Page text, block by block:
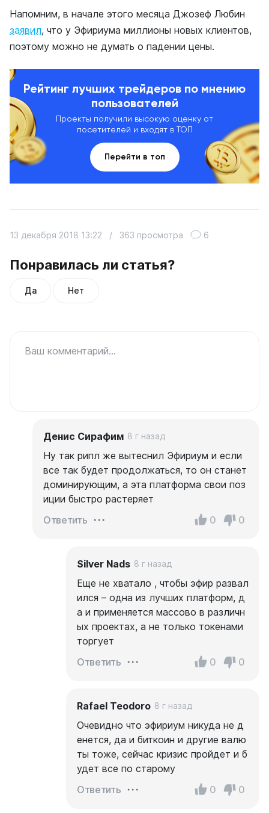
Напомним, в начале этого месяца Джозеф Любин
заявил, что у Эфириума миллионы новых клиентов,
поэтому можно не думать о падении цены.
Рейтинг лучших трейдеров по мнению
пользователей
Проекты получили высокую оценку от
посетителей и входят в ТОП
Перейти в топ
Понравилась ли статья?
Да Нет
13 декабря 2018 13:22 / 363 просмотра 6
Ваш комментарий...
Денис Сирафим 8 г назад
Ну так рипл же вытеснил Эфириум и если
все так будет продолжаться, то он станет
доминирующим, а эта платформа свои поз
иции быстро растеряет
Ответить
0 0
Silver Nads 8 г назад
Еще не хватало , чтобы эфир развал
ился – одна из лучших платформ, д
а и применяется массово в различн
ых проектах, а не только токенами
торгует
Ответить
0 0
Rafael Teodoro 8 г назад
Очевидно что эфириум никуда не д
енется, да и биткоин и другие валю
ты тоже, сейчас кризис пройдет и б
удет все по старому
Ответить
0 0